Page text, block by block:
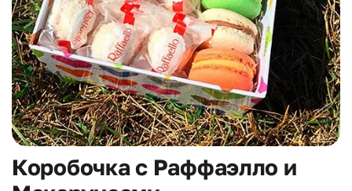
Коробочка с Раффаэлло и